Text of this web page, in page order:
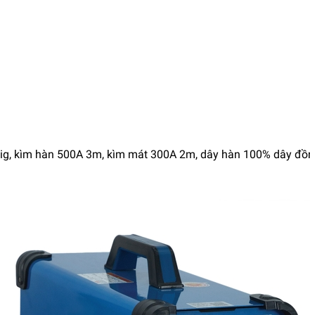
kìm hàn 500A 3m, kìm mát 300A 2m, dây hàn 100% dây